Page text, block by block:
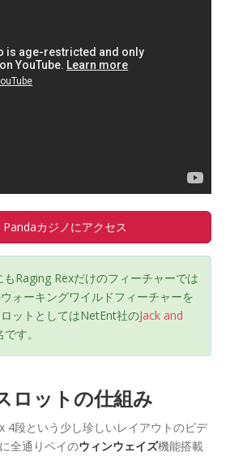
Pandaカジノにアクセス
もRaging Rexだけのフィーチャーでは
ォーキングワイルドフィーチャーを
ットとしてはNetEnt社のJack and
す。
ロットの仕組み
4段という少し珍しいレイアウトのビデ
全通りペイのウィンウェイズ機能搭載